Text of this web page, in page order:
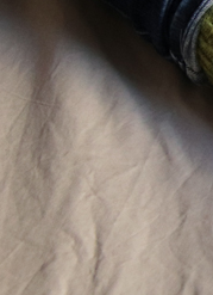
{Tricot} Flower
power socks
Ce patron a été
initialement créé pour les
membres de…